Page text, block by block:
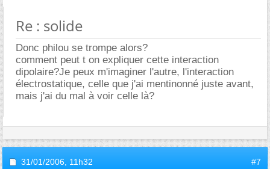
Re : solide
Donc philou se trompe alors?
comment peut t on expliquer cette interaction
dipolaire?Je peux m'imaginer l'autre, l'interaction
électrostatique, celle que j'ai mentinonné juste avant,
mais j'ai du mal à voir celle là?
31/01/2006, 11h32 #7